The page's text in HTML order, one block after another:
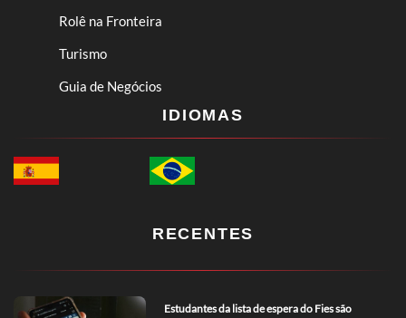
Rolê na Fronteira
Turismo
Guia de Negócios
IDIOMAS
RECENTES
Estudantes da lista de espera do Fies são